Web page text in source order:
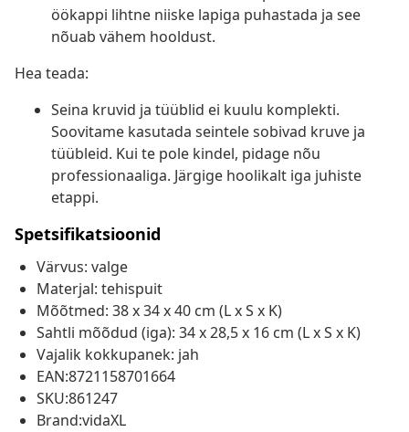
öökappi lihtne niiske lapiga puhastada ja see
nõuab vähem hooldust.
Hea teada:
Seina kruvid ja tüüblid ei kuulu komplekti.
Soovitame kasutada seintele sobivad kruve ja
tüübleid. Kui te pole kindel, pidage nõu
professionaaliga. Järgige hoolikalt iga juhiste
etappi.
Spetsifikatsioonid
Värvus: valge
Materjal: tehispuit
Mõõtmed: 38 x 34 x 40 cm (L x S x K)
Sahtli mõõdud (iga): 34 x 28,5 x 16 cm (L x S x K)
Vajalik kokkupanek: jah
EAN:8721158701664
SKU:861247
Brand:vidaXL